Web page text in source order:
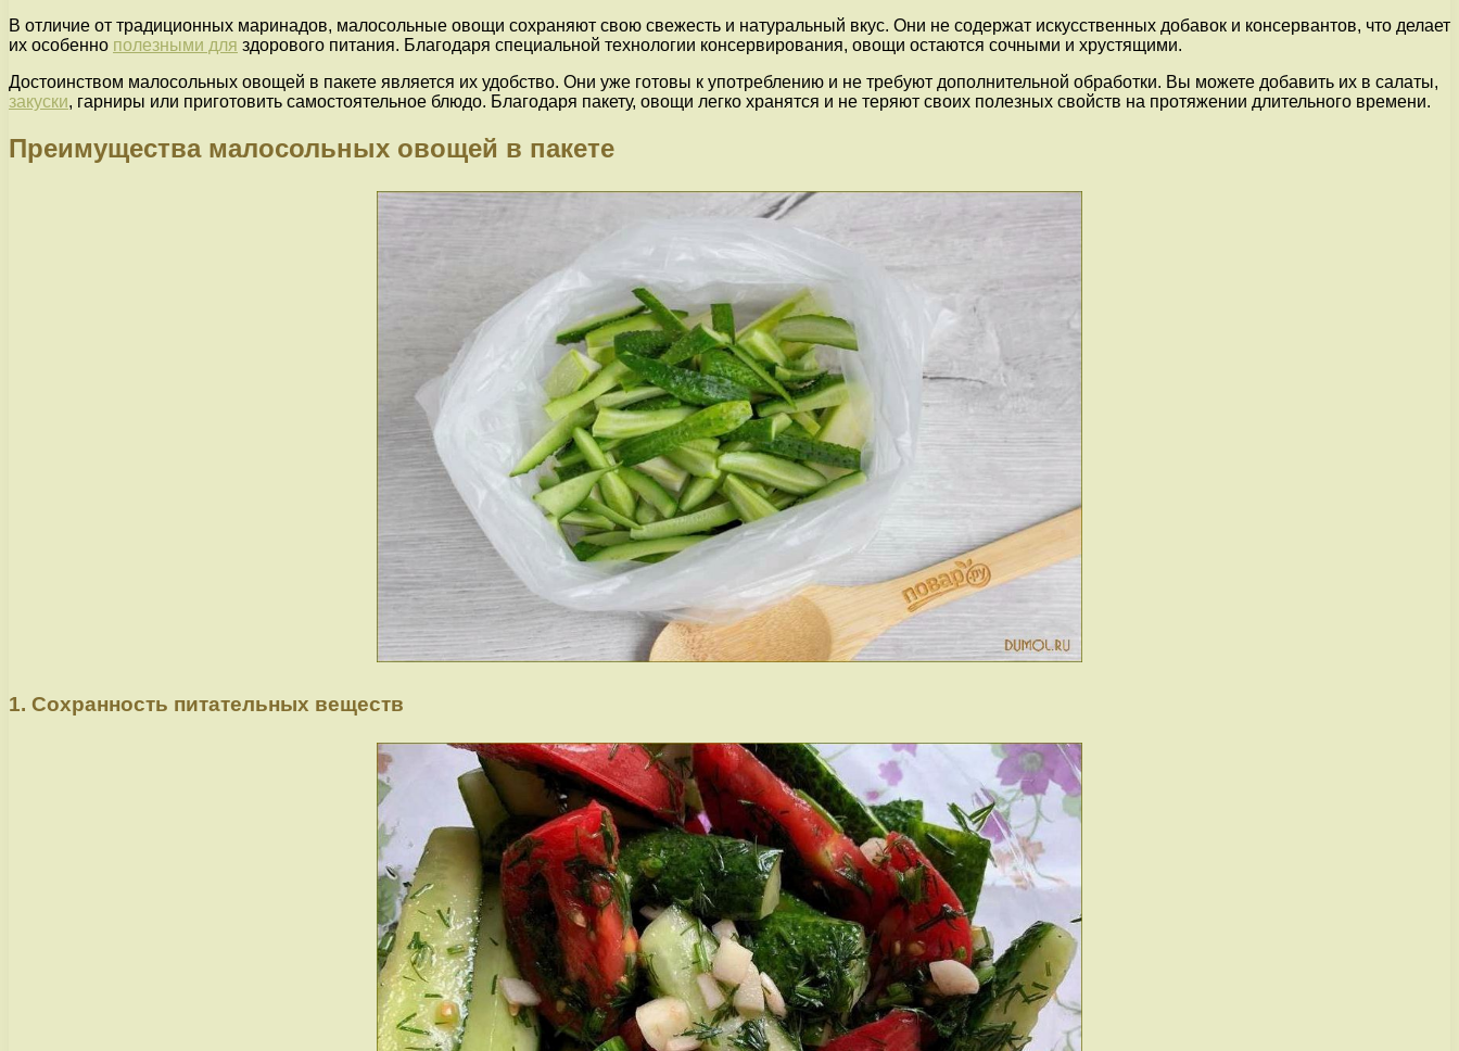
В отличие от традиционных маринадов, малосольные овощи сохраняют свою свежесть и натуральный вкус. Они не содержат искусственных добавок и консервантов, что делает
их особенно полезными для здорового питания. Благодаря специальной технологии консервирования, овощи остаются сочными и хрустящими.
Достоинством малосольных овощей в пакете является их удобство. Они уже готовы к употреблению и не требуют дополнительной обработки. Вы можете добавить их в салаты,
закуски, гарниры или приготовить самостоятельное блюдо. Благодаря пакету, овощи легко хранятся и не теряют своих полезных свойств на протяжении длительного времени.
Преимущества малосольных овощей в пакете
1. Сохранность питательных веществ